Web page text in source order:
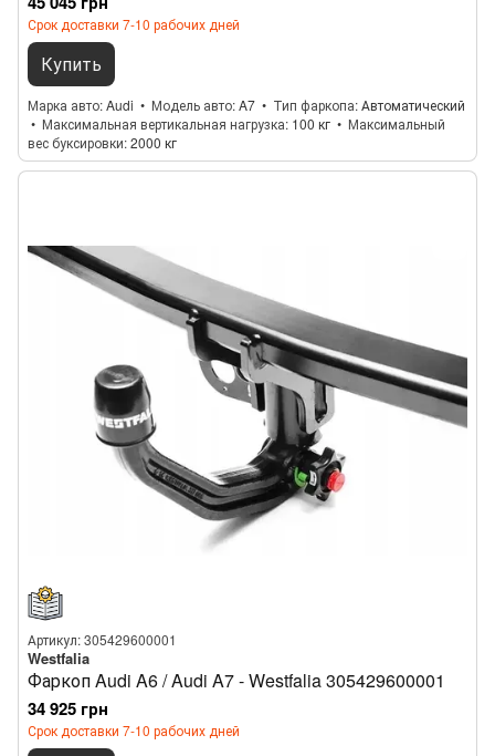
Срок доставки 7-10 рабочих дней
Купить
Марка авто Audi Модель авто A7 Тип фаркопа Автоматический
Максимальная вертикальная нагрузка 100 кг
Максимальный
вес буксировки 2000 кг
Артикул: 305429600001
Westfalia
Фаркоп Audi A6 / Audi A7 - Westfalia 305429600001
34 925 грн
Срок доставки 7-10 рабочих дней